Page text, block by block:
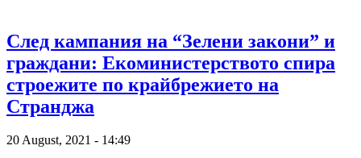
След кампания на “Зелени закони” и
граждани: Екоминистерството спира
строежите по крайбрежието на
Странджа
20 August, 2021 - 14:49